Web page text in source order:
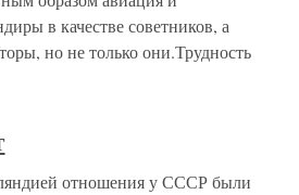
в качестве советников, а
но не только они.Трудность
отношения у СССР были